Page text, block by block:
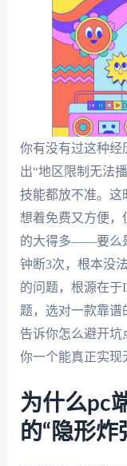
你有没有过这种经
出“地区限制无法
技能都放不准。这
想着免费又方便，
的大得多——要么
钟断3次，根本没
的问题，根源在于
题，选对一款靠谱
告诉你怎么避开坑
你一个能真正实现
为什么pc
的“隐形炸